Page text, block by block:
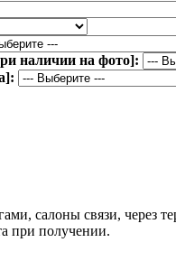
наличии на фото]:
салоны связи, через
при получении.